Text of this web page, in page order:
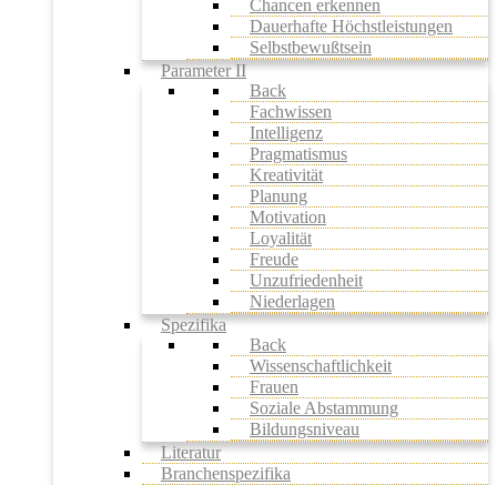
Chancen erkennen
Dauerhafte Höchstleistungen
Selbstbewußtsein
Parameter II
Back
Fachwissen
Intelligenz
Pragmatismus
Kreativität
Planung
Motivation
Loyalität
Freude
Unzufriedenheit
Niederlagen
Spezifika
Back
Wissenschaftlichkeit
Frauen
Soziale Abstammung
Bildungsniveau
Literatur
Branchenspezifika